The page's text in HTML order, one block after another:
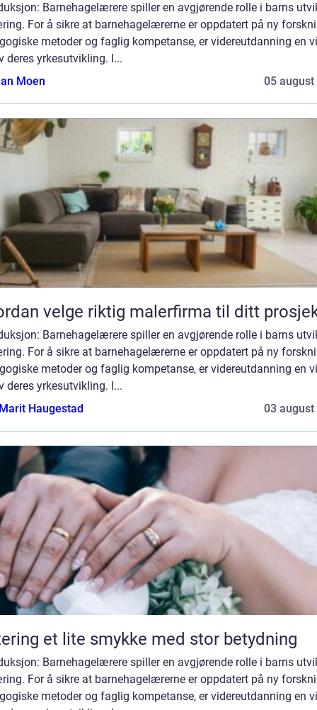
Barnehagelærere spiller en avgjørende rolle i barns
For å sikre at barnehagelærerne er oppdatert på ny
metoder og faglig kompetanse, er videreutdanning en
deres yrkesutvikling. I...
Moen
05 august
velge riktig malerfirma til ditt
Barnehagelærere spiller en avgjørende rolle i barns
For å sikre at barnehagelærerne er oppdatert på ny
metoder og faglig kompetanse, er videreutdanning en
deres yrkesutvikling. I...
Haugestad
03 august
Giftering et lite smykke med stor betydning
Barnehagelærere spiller en avgjørende rolle i barns
For å sikre at barnehagelærerne er oppdatert på ny
metoder og faglig kompetanse, er videreutdanning en